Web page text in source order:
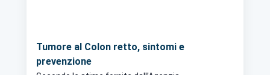
Tumore al Colon retto, sintomi e
prevenzione